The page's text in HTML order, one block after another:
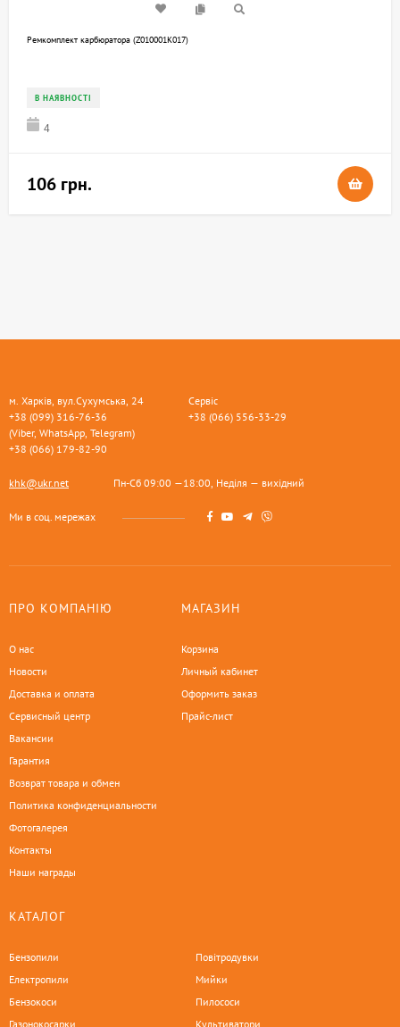
Ремкомплект карбюратора (Z010001K017)
В НАЯВНОСТІ
4
106 грн.
м. Харків, вул.Сухумська, 24
+38 (099) 316-76-36
(Viber, WhatsApp, Telegram)
+38 (066) 179-82-90
Сервіс
+38 (066) 556-33-29
khk@ukr.net Пн-Сб 09:00 —18:00, Неділя — вихідний
Ми в соц. мережах
ПРО КОМПАНІЮ
О нас
Новости
Доставка и оплата
Сервисный центр
Вакансии
Гарантия
Возврат товара и обмен
Политика конфиденциальности
Фотогалерея
Контакты
Наши награды
МАГАЗИН
Корзина
Личный кабинет
Оформить заказ
Прайс-лист
КАТАЛОГ
Бензопили
Електропили
Бензокоси
Газонокосарки
Повітродувки
Мийки
Пилососи
Культиватори